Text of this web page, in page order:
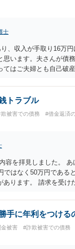
士
、収入が手取り16万
思います。夫さんが債
てはご夫婦とも自己破
トラブル
欺被害での債務 #借金返済
容を拝見しました。 あ
ではなく50万円である
あります。 請求を受け
う。 請求があるまでは
と思います。
手に年利をつける
金被害 #詐欺被害での債務